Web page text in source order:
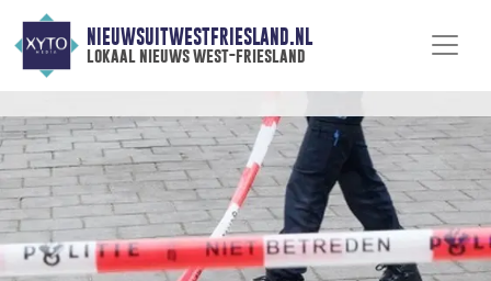
NIEUWSUITWESTFRIESLAND.NL
lokaal nieuws west-friesland